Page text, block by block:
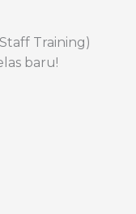
Training)
baru!